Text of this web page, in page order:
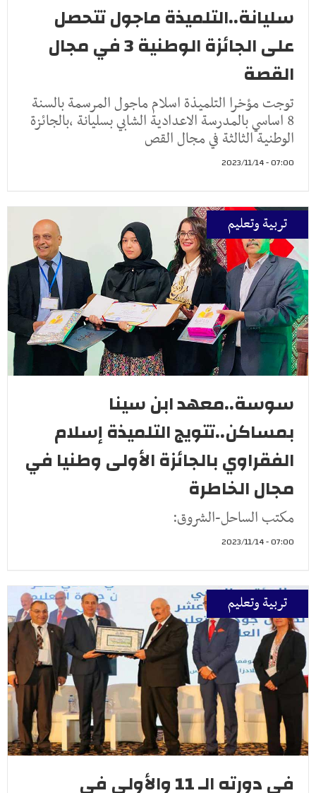
سليانة..التلميذة ماجول تتحصل
على الجائزة الوطنية 3 في مجال
القصة
توجت مؤخرا التلميذة اسلام ماجول المرسمة بالسنة
8 اساسي بالمدرسة الاعدادية الشابي بسليانة ،بالجائزة
الوطنية الثالثة في مجال القص
07:00 - 2023/11/14
تربية وتعليم
سوسة..معهد ابن سينا
بمساكن..تتويج التلميذة إسلام
الفقراوي بالجائزة الأولى وطنيا في
مجال الخاطرة
مكتب الساحل-الشروق:
07:00 - 2023/11/14
تربية وتعليم
في دورته الـ 11 والأولى في